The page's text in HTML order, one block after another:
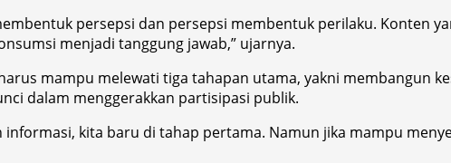
persepsi dan persepsi membentuk perilaku. Konten
menjadi tanggung jawab,” ujarnya.
mampu melewati tiga tahapan utama, yakni membangun
dalam menggerakkan partisipasi publik.
informasi, kita baru di tahap pertama. Namun jika mampu